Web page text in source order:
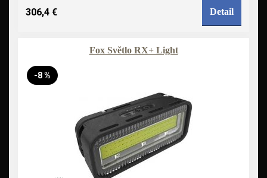
306,4 € Detail
Fox Světlo RX+ Light
-8 %